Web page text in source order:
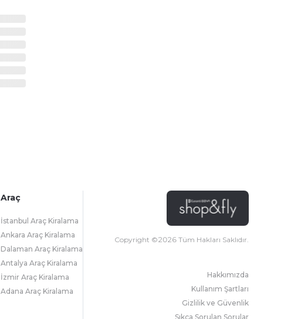
Araç
İstanbul Araç Kiralama
Ankara Araç Kiralama
Dalaman Araç Kiralama
Antalya Araç Kiralama
İzmir Araç Kiralama
Adana Araç Kiralama
Copyright ©2026 Tüm Hakları Saklıdır.
Hakkımızda
Kullanım Şartları
Gizlilik ve Güvenlik
Sıkça Sorulan Sorular